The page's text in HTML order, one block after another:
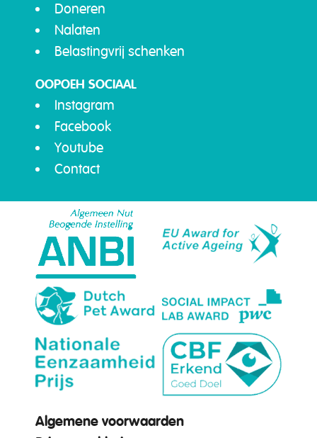
Doneren
Nalaten
Belastingvrij schenken
OOPOEH SOCIAAL
Instagram
Facebook
Youtube
Contact
Algemene voorwaarden